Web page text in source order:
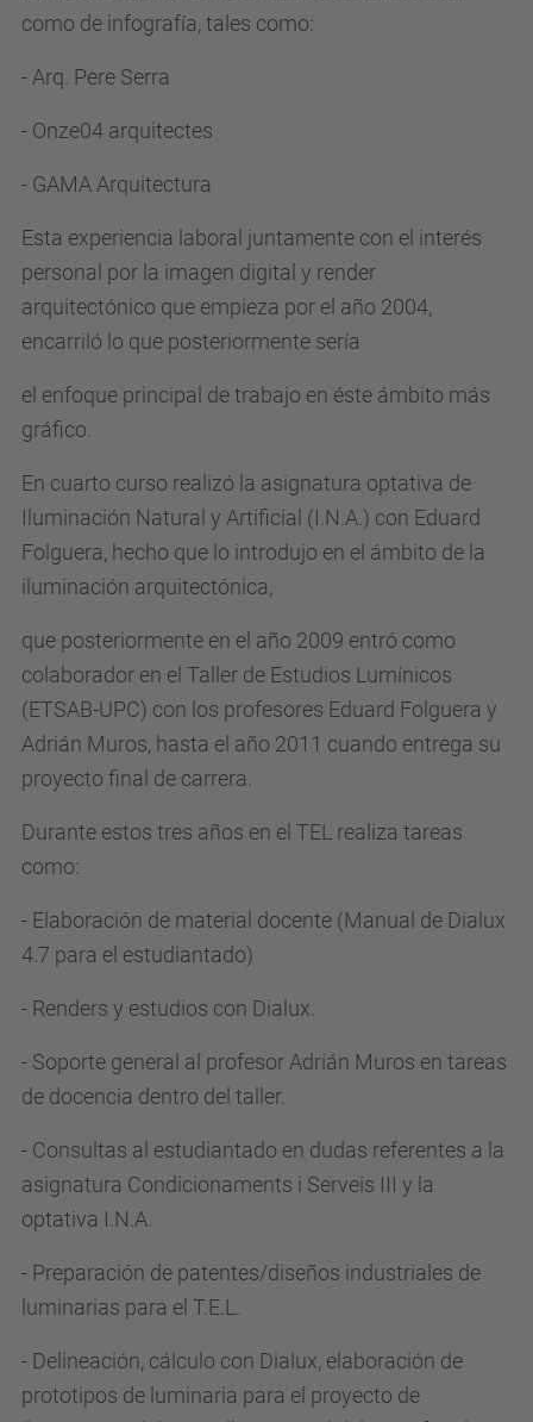
como de infografía, tales como:
- Arq. Pere Serra
- Onze04 arquitectes
- GAMA Arquitectura
Esta experiencia laboral juntamente con el interés
personal por la imagen digital y render
arquitectónico que empieza por el año 2004,
encarriló lo que posteriormente sería
el enfoque principal de trabajo en éste ámbito más
gráfico.
En cuarto curso realizó la asignatura optativa de
Iluminación Natural y Artificial (I.N.A.) con Eduard
Folguera, hecho que lo introdujo en el ámbito de la
iluminación arquitectónica,
que posteriormente en el año 2009 entró como
colaborador en el Taller de Estudios Lumínicos
(ETSAB-UPC) con los profesores Eduard Folguera y
Adrián Muros, hasta el año 2011 cuando entrega su
proyecto final de carrera.
Durante estos tres años en el TEL realiza tareas
como:
- Elaboración de material docente (Manual de Dialux
4.7 para el estudiantado)
- Renders y estudios con Dialux.
- Soporte general al profesor Adrián Muros en tareas
de docencia dentro del taller.
- Consultas al estudiantado en dudas referentes a la
asignatura Condicionaments i Serveis III y la
optativa I.N.A.
- Preparación de patentes/diseños industriales de
luminarias para el T.E.L.
- Delineación, cálculo con Dialux, elaboración de
prototipos de luminaria para el proyecto de